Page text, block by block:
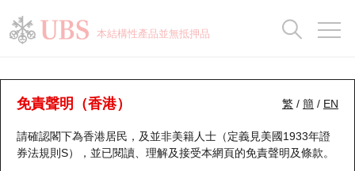
本結構性產品並無抵押品
繁 / 簡 / EN
免責聲明（香港）
請確認閣下為香港居民，及並非美籍人士（定義見美國1933年證
券法規則S），並已閱讀、理解及接受本網頁的免責聲明及條款。
牛熊證分析儀
表現 街貨統計 比較
瑞銀認股證一覽
新發行瑞銀認股證
街貨統計
比較
牛熊全景快搜
牛熊證搜尋
街貨統計
比較
十大升幅/跌幅
十大認股證成交分佈
正股分析儀
二十大活躍股份
持股比重
顯示所有持股比重
每月輪證大市專題
輪證專欄